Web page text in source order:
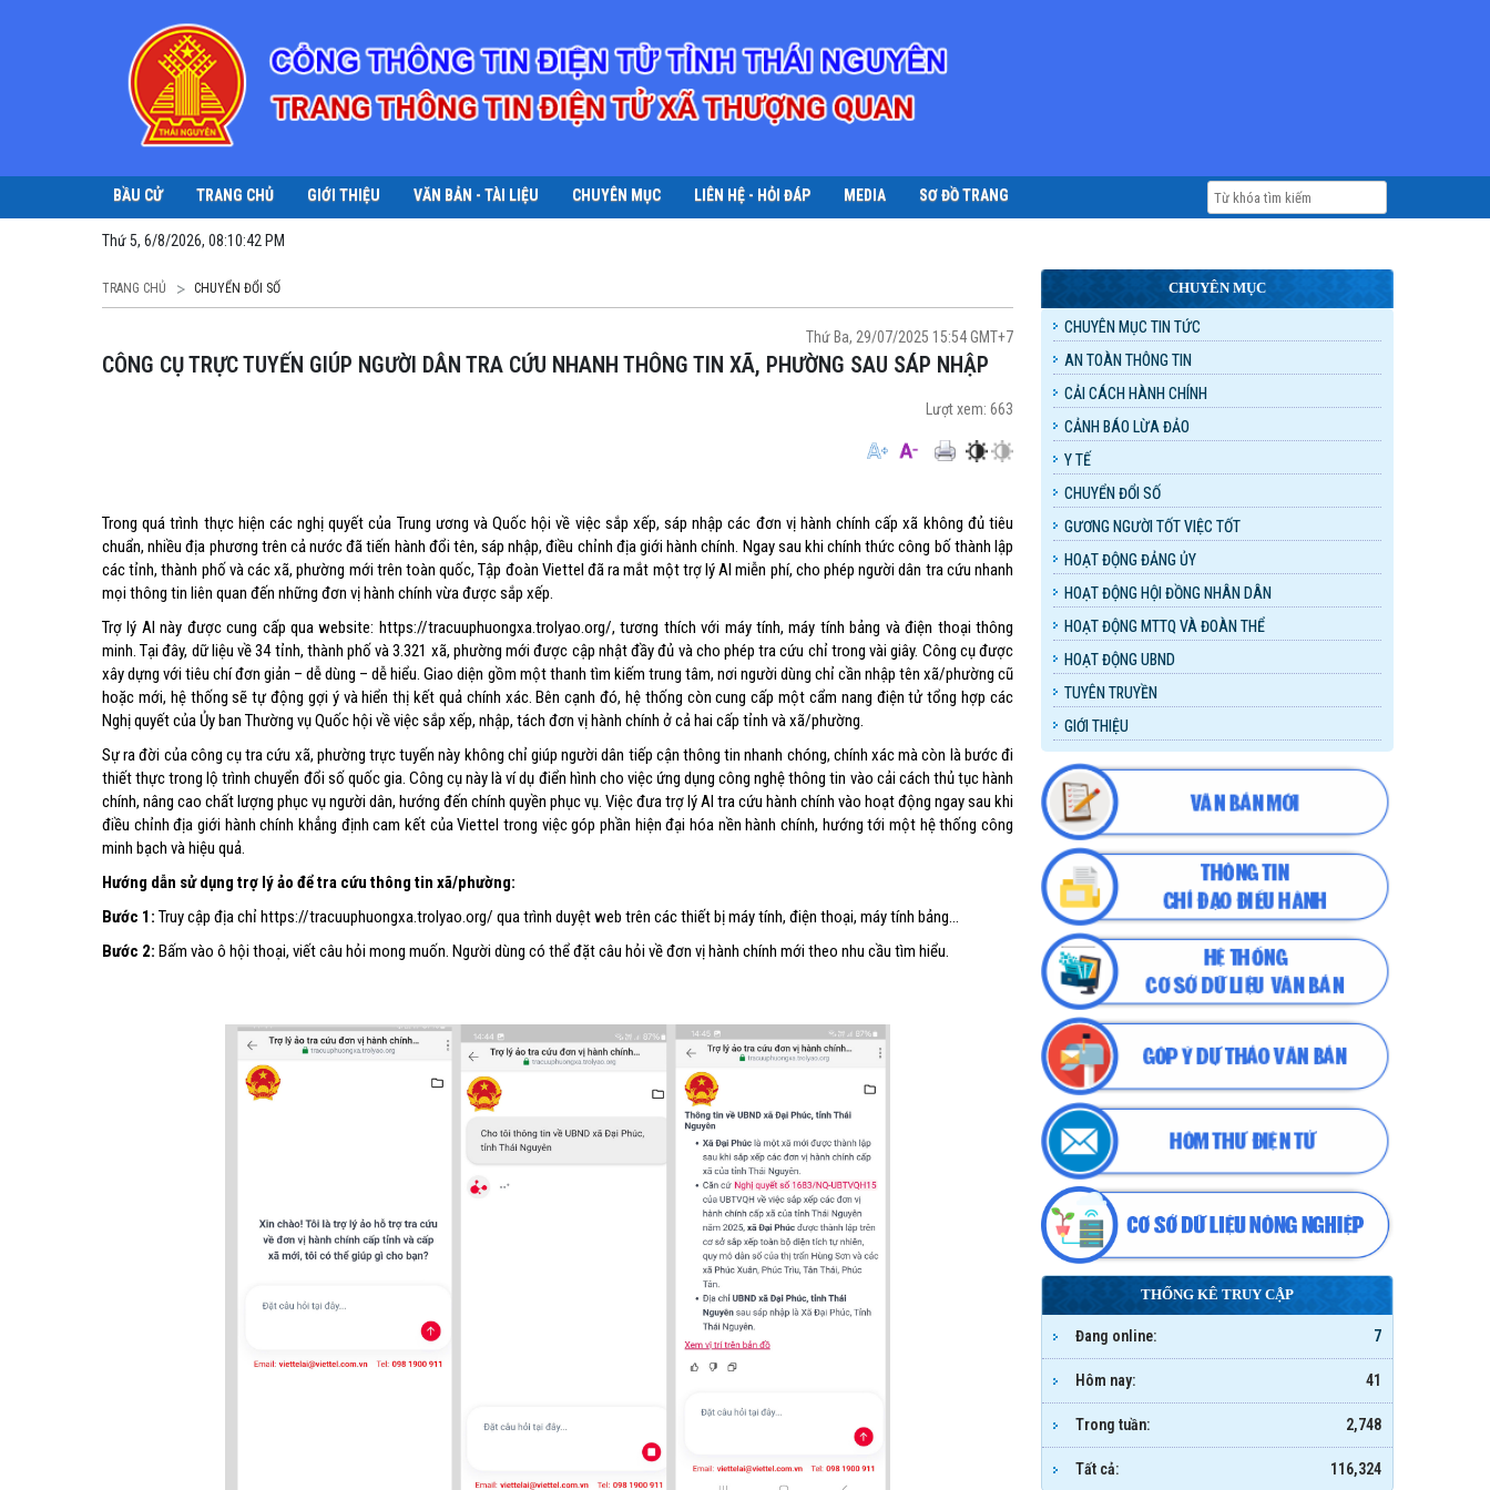
BẦU CỬ TRANG CHỦ GIỚI THIỆU VĂN BẢN - TÀI LIỆU CHUYÊN MỤC LIÊN HỆ - HỎI ĐÁP MEDIA SƠ ĐỒ TRANG
Thứ 5, 6/8/2026, 08:10:43 PM
TRANG CHỦ CHUYỂN ĐỔI SỐ
Thứ Ba, 29/07/2025 15:54 GMT+7
CÔNG CỤ TRỰC TUYẾN GIÚP NGƯỜI DÂN TRA CỨU NHANH THÔNG TIN XÃ, PHƯỜNG SAU SÁP NHẬP
Lượt xem: 663
Trong quá trình thực hiện các nghị quyết của Trung ương và Quốc hội về việc sắp xếp, sáp nhập các đơn vị hành chính cấp xã không đủ tiêu
chuẩn, nhiều địa phương trên cả nước đã tiến hành đổi tên, sáp nhập, điều chỉnh địa giới hành chính. Ngay sau khi chính thức công bố thành lập
các tỉnh, thành phố và các xã, phường mới trên toàn quốc, Tập đoàn Viettel đã ra mắt một trợ lý AI miễn phí, cho phép người dân tra cứu nhanh
mọi thông tin liên quan đến những đơn vị hành chính vừa được sắp xếp.
Trợ lý AI này được cung cấp qua website: https://tracuuphuongxa.trolyao.org/, tương thích với máy tính, máy tính bảng và điện thoại thông
minh. Tại đây, dữ liệu về 34 tỉnh, thành phố và 3.321 xã, phường mới được cập nhật đầy đủ và cho phép tra cứu chỉ trong vài giây. Công cụ được
xây dựng với tiêu chí đơn giản – dễ dùng – dễ hiểu. Giao diện gồm một thanh tìm kiếm trung tâm, nơi người dùng chỉ cần nhập tên xã/phường cũ
hoặc mới, hệ thống sẽ tự động gợi ý và hiển thị kết quả chính xác. Bên cạnh đó, hệ thống còn cung cấp một cẩm nang điện tử tổng hợp các
Nghị quyết của Ủy ban Thường vụ Quốc hội về việc sắp xếp, nhập, tách đơn vị hành chính ở cả hai cấp tỉnh và xã/phường.
Sự ra đời của công cụ tra cứu xã, phường trực tuyến này không chỉ giúp người dân tiếp cận thông tin nhanh chóng, chính xác mà còn là bước đi
thiết thực trong lộ trình chuyển đổi số quốc gia. Công cụ này là ví dụ điển hình cho việc ứng dụng công nghệ thông tin vào cải cách thủ tục hành
chính, nâng cao chất lượng phục vụ người dân, hướng đến chính quyền phục vụ. Việc đưa trợ lý AI tra cứu hành chính vào hoạt động ngay sau khi
điều chỉnh địa giới hành chính khẳng định cam kết của Viettel trong việc góp phần hiện đại hóa nền hành chính, hướng tới một hệ thống công
minh bạch và hiệu quả.
Hướng dẫn sử dụng trợ lý ảo để tra cứu thông tin xã/phường:
Bước 1: Truy cập địa chỉ https://tracuuphuongxa.trolyao.org/ qua trình duyệt web trên các thiết bị máy tính, điện thoại, máy tính bảng…
Bước 2: Bấm vào ô hội thoại, viết câu hỏi mong muốn. Người dùng có thể đặt câu hỏi về đơn vị hành chính mới theo nhu cầu tìm hiểu.
CHUYÊN MỤC
CHUYÊN MỤC TIN TỨC
AN TOÀN THÔNG TIN
CẢI CÁCH HÀNH CHÍNH
CẢNH BÁO LỪA ĐẢO
Y TẾ
CHUYỂN ĐỔI SỐ
GƯƠNG NGƯỜI TỐT VIỆC TỐT
HOẠT ĐỘNG ĐẢNG ỦY
HOẠT ĐỘNG HỘI ĐỒNG NHÂN DÂN
HOẠT ĐỘNG MTTQ VÀ ĐOÀN THỂ
HOẠT ĐỘNG UBND
TUYÊN TRUYỀN
GIỚI THIỆU
THỐNG KÊ TRUY CẬP
Đang online: 7
Hôm nay: 41
Trong tuần: 2,748
Tất cả: 116,324